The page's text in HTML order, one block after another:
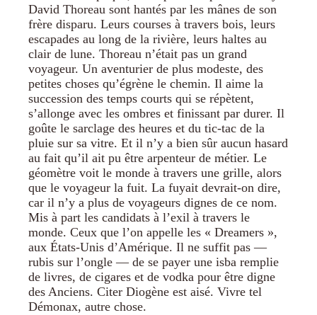
David Thoreau sont hantés par les mânes de son
frère disparu. Leurs courses à travers bois, leurs
escapades au long de la rivière, leurs haltes au
clair de lune. Thoreau n’était pas un grand
voyageur. Un aventurier de plus modeste, des
petites choses qu’égrène le chemin. Il aime la
succession des temps courts qui se répètent,
s’allonge avec les ombres et finissant par durer. Il
goûte le sarclage des heures et du tic-tac de la
pluie sur sa vitre. Et il n’y a bien sûr aucun hasard
au fait qu’il ait pu être arpenteur de métier. Le
géomètre voit le monde à travers une grille, alors
que le voyageur la fuit. La fuyait devrait-on dire,
car il n’y a plus de voyageurs dignes de ce nom.
Mis à part les candidats à l’exil à travers le
monde. Ceux que l’on appelle les « Dreamers »,
aux États-Unis d’Amérique. Il ne suffit pas —
rubis sur l’ongle — de se payer une isba remplie
de livres, de cigares et de vodka pour être digne
des Anciens. Citer Diogène est aisé. Vivre tel
Démonax, autre chose.